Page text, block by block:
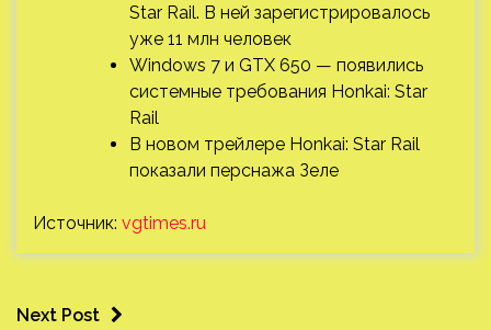
Star Rail. В ней зарегистрировалось
уже 11 млн человек
Windows 7 и GTX 650 — появились
системные требования Honkai: Star
Rail
В новом трейлере Honkai: Star Rail
показали перснажа Зеле
Источник: vgtimes.ru
Next Post